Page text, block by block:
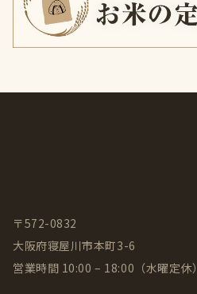
〒572-0832
大阪府寝屋川市本町3-6
営業時間 10:00 – 18:00（水曜定休）